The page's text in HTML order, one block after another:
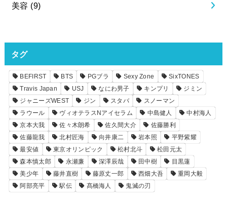
美容 (9)
タグ
BEFIRST BTS PGブラ Sexy Zone
SixTONES
Travis Japan
USJ なにわ男子 キンプリ
ジミン
ジャニーズWEST
ジン スタバ
スノーマン
ラウール
ヴィオテラスNアイセラム 中島健人
中村海人
京本大我
佐々木朗希 佐久間大介
佐藤勝利
佐藤龍我
北村匠海 向井康二 岩本照
平野紫耀
最安値
東京オリンピック 松村北斗
松田元太
森本慎太郎
永瀬廉 深澤辰哉 田中樹
目黒蓮
美少年
藤井直樹 藤原丈一郎 西畑大吾
重岡大毅
阿部亮平
駅伝 髙橋海人 鬼滅の刃